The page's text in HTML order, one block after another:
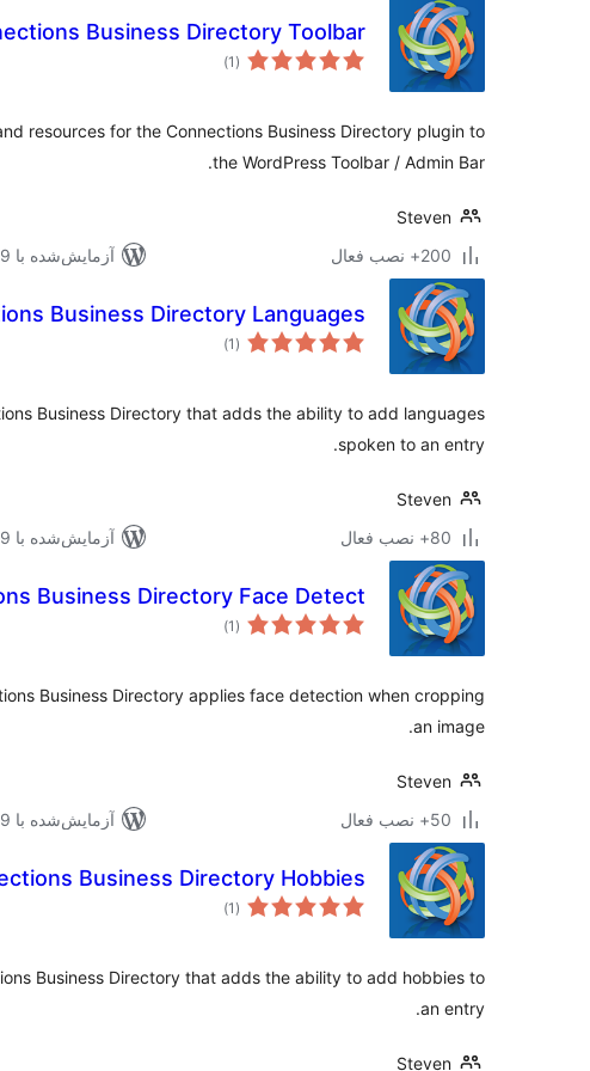
Business Directory Toolbar
(1 مجموع
امتیازها)
resources for the Connections Business Directory plugin to
the WordPress Toolbar / Admin Bar.
Steven
200+ نصب فعال
آزمایش‌شده با 6.5.9
Business Directory Languages
(1 مجموع
امتیازها)
Business Directory that adds the ability to add languages
spoken to an entry.
Steven
80+ نصب فعال
آزمایش‌شده با 6.5.9
Business Directory Face Detect
(1 مجموع
امتیازها)
Business Directory applies face detection when cropping
an image.
Steven
50+ نصب فعال
آزمایش‌شده با 6.5.9
Business Directory Hobbies
(1 مجموع
امتیازها)
Business Directory that adds the ability to add hobbies to
an entry.
Steven